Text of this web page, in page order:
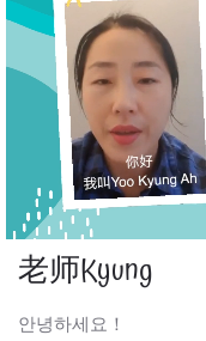
老师Kyung
안녕하세요！